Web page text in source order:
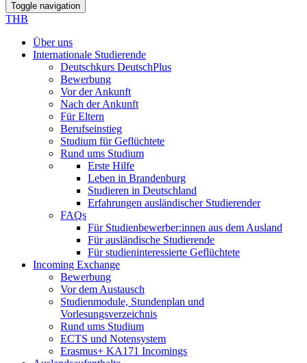
Toggle navigation
THB
Über uns
Internationale Studierende
Deutschkurs DeutschPlus
Bewerbung
Vor der Ankunft
Nach der Ankunft
Für Eltern
Berufseinstieg
Studium für Geflüchtete
Rund ums Studium
Erste Hilfe
Leben in Brandenburg
Studieren in Deutschland
Erfahrungen ausländischer Studierender
FAQs
Für Studienbewerber:innen aus dem Ausland
Für ausländische Studierende
Für studieninteressierte Geflüchtete
Incoming Exchange
Bewerbung
Vor dem Austausch
Studienmodule, Stundenplan und
Vorlesungsverzeichnis
Rund ums Studium
ECTS und Notensystem
Erasmus+ KA171 Incomings